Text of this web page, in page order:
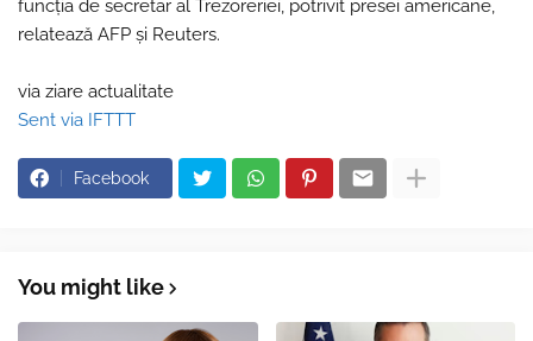
funcţia de secretar al Trezoreriei, potrivit presei americane,
relatează AFP şi Reuters.
via ziare actualitate
Sent via IFTTT
Facebook
You might like